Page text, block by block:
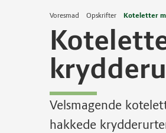
Voresmad Opskrifter Koteletter
Velsmagende
hakkede